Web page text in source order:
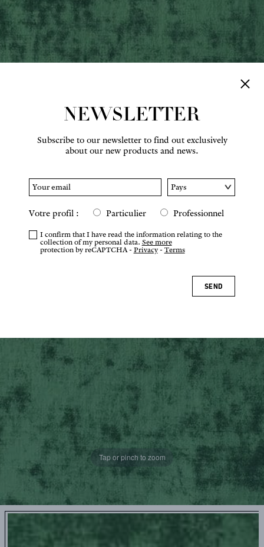
Tap or pinch to zoom
NEWSLETTER
Subscribe to our newsletter to find out exclusively
about our new products and news.
Votre profil : Particulier Professionnel
I confirm that I have read the information relating to the
collection of my personal data. See more
protection by reCAPTCHA - Privacy- Terms
SEND